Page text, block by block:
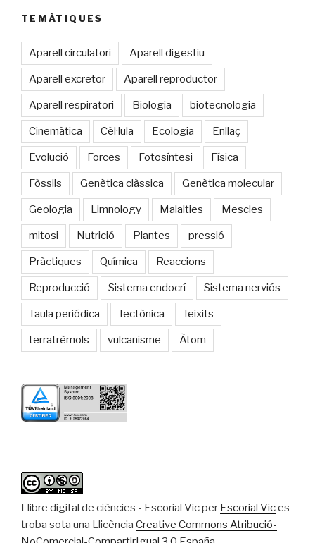
TEMÀTIQUES
Aparell circulatori Aparell digestiu
Aparell excretor Aparell reproductor
Aparell respiratori Biologia biotecnologia
Cinemàtica Cèl·lula Ecologia Enllaç
Evolució Forces Fotosíntesi Física
Fòssils Genètica clàssica Genètica molecular
Geologia Limnology Malalties Mescles
mitosi Nutrició Plantes pressió
Pràctiques Química Reaccions
Reproducció Sistema endocrí Sistema nerviós
Taula periódica Tectònica Teixits
terratrèmols vulcanisme Àtom
Llibre digital de ciències - Escorial Vicper Escorial Vices
troba sota una Llicència Creative Commons Atribució-